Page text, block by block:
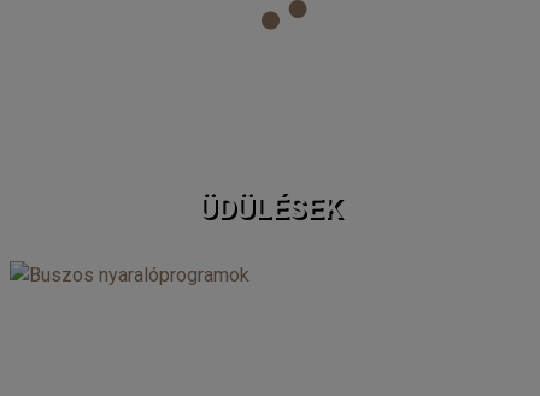
ÜDÜLÉSEK